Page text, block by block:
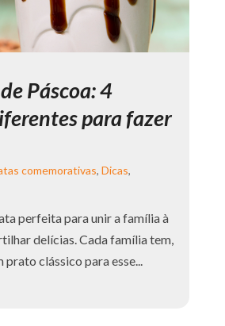
Páscoa: 4
para fazer
comemorativas, Dicas,
perfeita para unir a família à
delícias. Cada família tem,
clássico para esse...